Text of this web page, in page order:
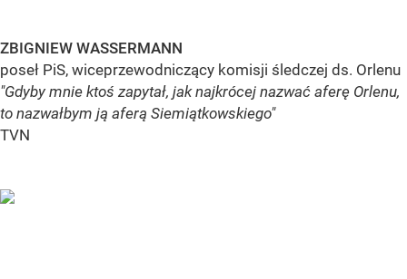
ZBIGNIEW WASSERMANN
poseł PiS, wiceprzewodniczący komisji śledczej ds. Orlenu
"Gdyby mnie ktoś zapytał, jak najkrócej nazwać aferę Orlenu,
to nazwałbym ją aferą Siemiątkowskiego"
TVN